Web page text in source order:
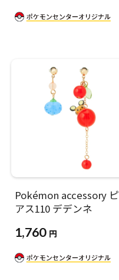
Pokémon accessory ピ
アス110 デデンネ
1,760 円